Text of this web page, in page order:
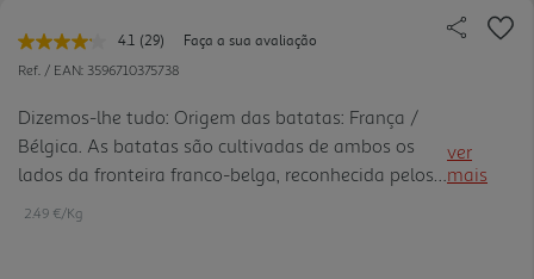
4.1 Leu
29
Link
para
a
mesma
página.
(29)
Faça a sua avaliação
Ref. / EAN: 3596710375738
Dizemos-lhe tudo: Origem das batatas: França /
Bélgica. As batatas são cultivadas de ambos os
lados da fronteira franco-belga, reconhecida pelos
seus solos férteis e húmidos e pelo clima
ver
mais
2.49 €/Kg